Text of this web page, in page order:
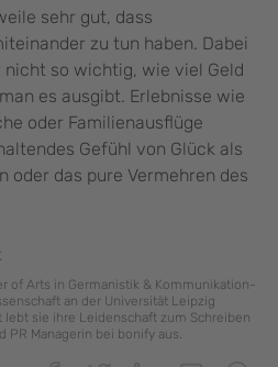
sehr gut, dass
zu tun haben. Dabei
so wichtig, wie viel Geld
es ausgibt. Erlebnisse wie
oder Familienausflüge
Gefühl von Glück als
oder das pure Vermehren des
of Arts in Germanistik & Kommunikation-
an der Universität Leipzig
lebt sie ihre Leidenschaft zum Schreiben
PR Managerin bei bonify aus.